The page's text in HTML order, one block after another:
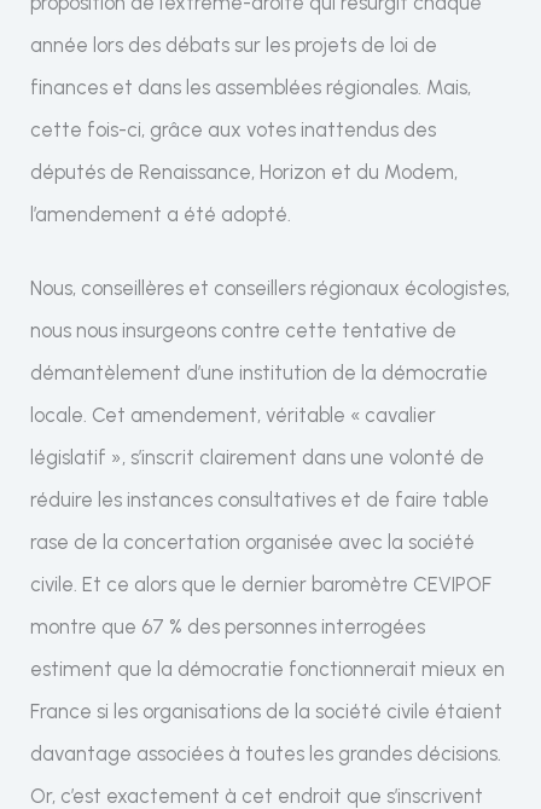
année lors des débats sur les projets de loi de
finances et dans les assemblées régionales. Mais,
cette fois-ci, grâce aux votes inattendus des
députés de Renaissance, Horizon et du Modem,
l’amendement a été adopté.
Nous, conseillères et conseillers régionaux écologistes,
nous nous insurgeons contre cette tentative de
démantèlement d’une institution de la démocratie
locale. Cet amendement, véritable « cavalier
législatif », s’inscrit clairement dans une volonté de
réduire les instances consultatives et de faire table
rase de la concertation organisée avec la société
civile. Et ce alors que le dernier baromètre CEVIPOF
montre que 67 % des personnes interrogées
estiment que la démocratie fonctionnerait mieux en
France si les organisations de la société civile étaient
davantage associées à toutes les grandes décisions.
Or, c’est exactement à cet endroit que s’inscrivent